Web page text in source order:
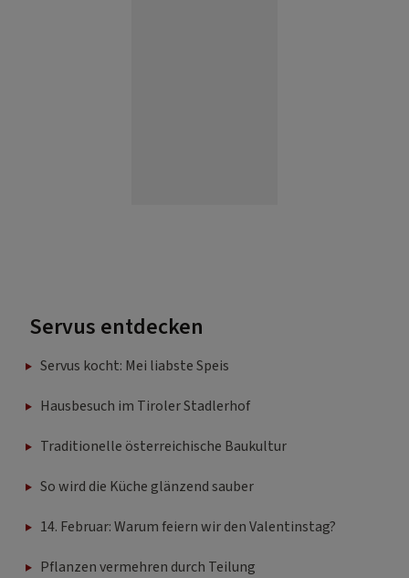
Servus entdecken
Servus kocht: Mei liabste Speis
Hausbesuch im Tiroler Stadlerhof
Traditionelle österreichische Baukultur
So wird die Küche glänzend sauber
14. Februar: Warum feiern wir den Valentinstag?
Pflanzen vermehren durch Teilung